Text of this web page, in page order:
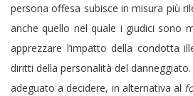
persona offesa subisce in misura più
anche quello nel quale i giudici sono
apprezzare l’impatto della condotta
diritti della personalità del
adeguato a decidere, in alternativa al